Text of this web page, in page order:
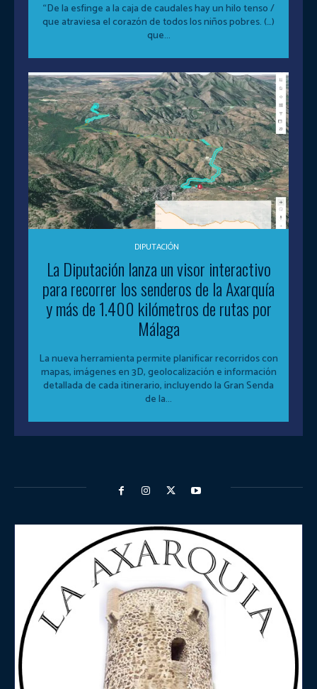
“De la esfinge a la caja de caudales hay un hilo tenso /
que atraviesa el corazón de todos los niños pobres. (…)
que...
DIPUTACIÓN
La Diputación lanza un visor interactivo
para recorrer los senderos de la Axarquía
y más de 1.400 kilómetros de rutas por
Málaga
La nueva herramienta permite planificar recorridos con
mapas, imágenes en 3D, geolocalización e información
detallada de cada itinerario, incluyendo la Gran Senda
de la...